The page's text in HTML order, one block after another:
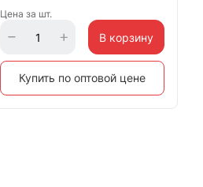
Цена за шт.
В корзину
Купить по оптовой цене